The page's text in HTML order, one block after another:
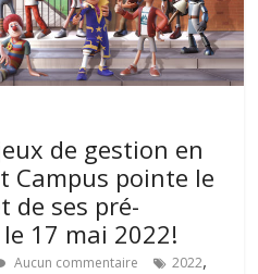
de gestion en
Campus pointe le
de ses pré-
17 mai 2022!
Aucun commentaire 2022,